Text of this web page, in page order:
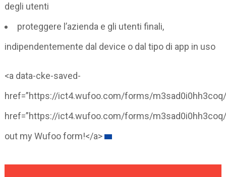
degli utenti
proteggere l’azienda e gli utenti finali,
indipendentemente dal device o dal tipo di app in uso
<a data-cke-saved-
href=”https://ict4.wufoo.com/forms/
href=”https://ict4.wufoo.com/forms/m3sad0i0hh3coq/
out my Wufoo form!</a>